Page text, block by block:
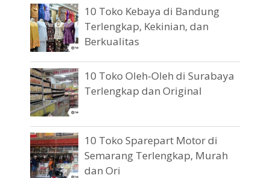
10 Toko Kebaya di Bandung
Terlengkap, Kekinian, dan
Berkualitas
10 Toko Oleh-Oleh di Surabaya
Terlengkap dan Original
10 Toko Sparepart Motor di
Semarang Terlengkap, Murah
dan Ori